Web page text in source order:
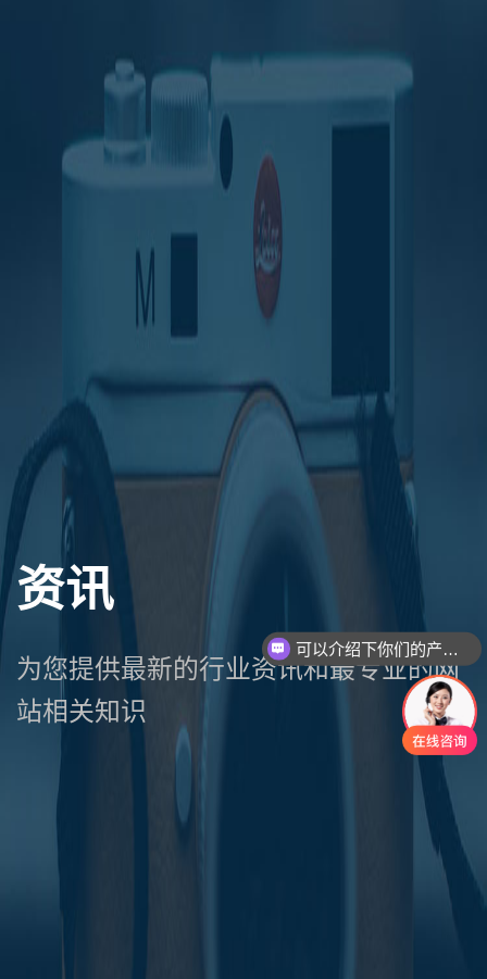
资讯
为您提供最新的行业资讯和最专业的网
站相关知识